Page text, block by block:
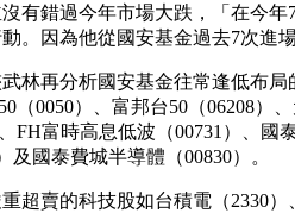
有錯過今年市場大跌，「在今
。因為他從國安基金過去7次進
林再分析國安基金往常逢低布局
（0050）、富邦台50（06208）
FH富時高息低波（00731）、國
及國泰費城半導體（00830）。
超賣的科技股如台積電（2330